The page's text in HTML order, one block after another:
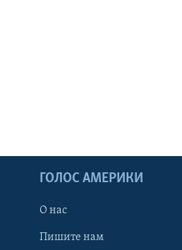
ГОЛОС АМЕРИКИ
О нас
Пишите нам